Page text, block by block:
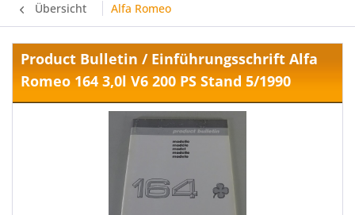
Übersicht Alfa Romeo
Product Bulletin / Einführungsschrift Alfa
Romeo 164 3,0l V6 200 PS Stand 5/1990